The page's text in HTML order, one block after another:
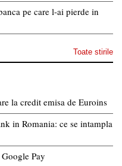
pe care l-ai pierde in
Toate stirile
la credit emisa de Euroins
in Romania: ce se intampla
Pay